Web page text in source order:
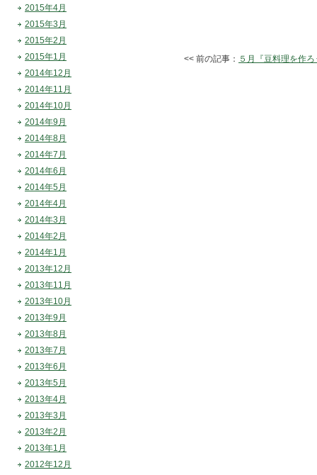
<< 前の記事： ５月『豆料理を作
2015年4月
2015年3月
2015年2月
2015年1月
2014年12月
2014年11月
2014年10月
2014年9月
2014年8月
2014年7月
2014年6月
2014年5月
2014年4月
2014年3月
2014年2月
2014年1月
2013年12月
2013年11月
2013年10月
2013年9月
2013年8月
2013年7月
2013年6月
2013年5月
2013年4月
2013年3月
2013年2月
2013年1月
2012年12月